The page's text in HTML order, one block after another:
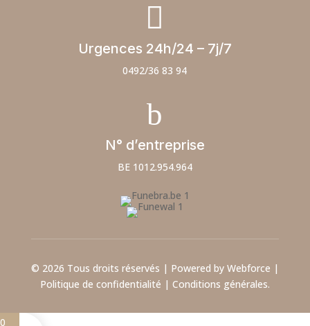

Urgences 24h/24 – 7j/7
0492/36 83 94
b
N° d’entreprise
BE 1012.954.964
© 2026 Tous droits réservés | Powered by Webforce |
Politique de confidentialité | Conditions générales.
0